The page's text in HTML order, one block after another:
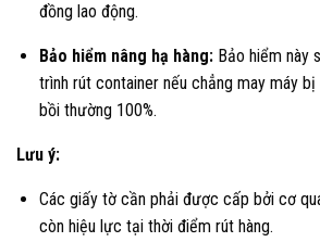
đồng lao động.
Bảo hiểm nâng hạ hàng:Bảo hiểm này
trình rút container nếu chẳng may máy
bồi thường 100%.
Lưu ý:
Các giấy tờ cần phải được cấp bởi cơ
còn hiệu lực tại thời điểm rút hàng.